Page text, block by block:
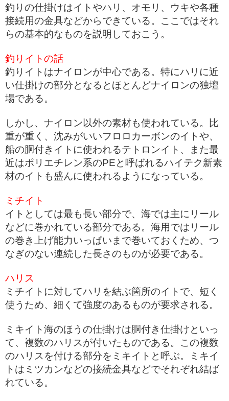
釣りの仕掛けはイトやハリ、オモリ、ウキや各種
接続用の金具などからできている。ここではそれ
らの基本的なものを説明しておこう。
釣りイトの話
釣りイトはナイロンが中心である。特にハリに近
い仕掛けの部分となるとほとんどナイロンの独壇
場である。
しかし、ナイロン以外の素材も使われている。比
重が重く、沈みがいいフロロカーボンのイトや、
船の胴付きイトに使われるテトロンイト、また最
近はポリエチレン系のPEと呼ばれるハイテク新素
材のイトも盛んに使われるようになっている。
ミチイト
イトとしては最も長い部分で、海では主にリール
などに巻かれている部分である。海用ではリール
の巻き上げ能力いっぱいまで巻いておくため、つ
なぎのない連続した長さのものが必要である。
ハリス
ミチイトに対してハリを結ぶ箇所のイトで、短く
使うため、細くて強度のあるものが要求される。
ミキイト海のほうの仕掛けは胴付き仕掛けといっ
て、複数のハリスが付いたものである。この複数
のハリスを付ける部分をミキイトと呼ぶ。ミキイ
トはミツカンなどの接続金具などでそれぞれ結ば
れている。